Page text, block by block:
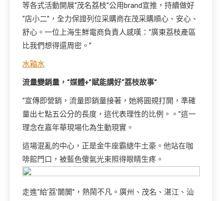
等各式活動開展“茂名荔枝”公用brand宣推，持續做好
“店小二”，全力保證列位采購商在茂采購順心、安心、
舒心。一位上海生鮮電商負責人感嘆：“廣東荔枝產區
比我們想得還周密。”
水箱水
流量變銷量，“媒體+”賦能講好“荔枝故事”
“宣傳即營銷，流量即銷量接著，她將圓規打開，準確
量出七點五公分的長度，這代表理性的比例。。”這一
理念在嘉年華現場化為生動現實。
這場混亂的中心，正是金牛座霸總牛土豪。他站在咖
啡館門口，被藍色傻氣光束照得眼睛生疼。
走進“給‘荔’闤闠”，熱鬧不凡。廣州、茂名、湛江、汕